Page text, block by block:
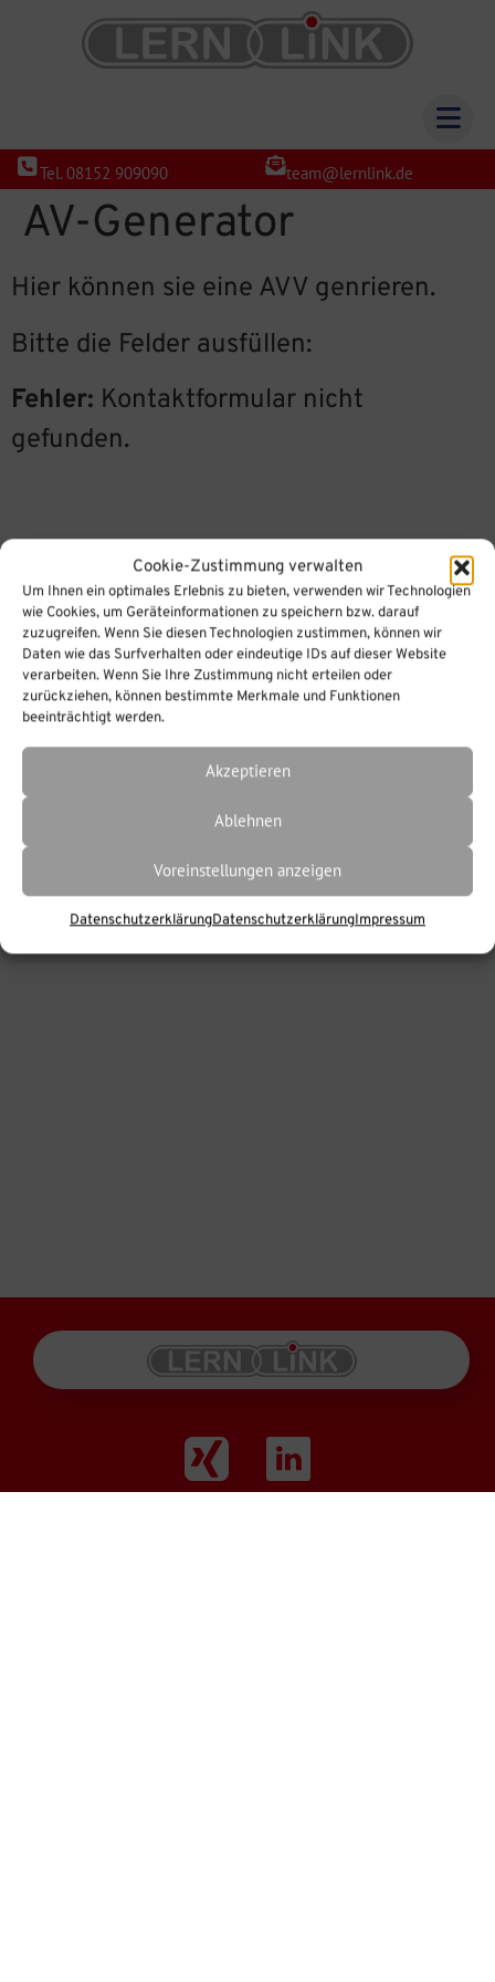
Cookie-Zustimmung verwalten
Um Ihnen ein optimales Erlebnis zu bieten, verwenden wir Technologien
wie Cookies, um Geräteinformationen zu speichern bzw. darauf
zuzugreifen. Wenn Sie diesen Technologien zustimmen, können wir
Daten wie das Surfverhalten oder eindeutige IDs auf dieser Website
verarbeiten. Wenn Sie Ihre Zustimmung nicht erteilen oder
zurückziehen, können bestimmte Merkmale und Funktionen
beeinträchtigt werden.
Akzeptieren
Ablehnen
Voreinstellungen anzeigen
DatenschutzerklärungDatenschutzerklärungImpressum
Tel. 08152 909090 team@lernlink.de
AV-Generator
Hier können sie eine AVV genrieren.
Bitte die Felder ausfüllen:
Fehler: Kontaktformular nicht
gefunden.